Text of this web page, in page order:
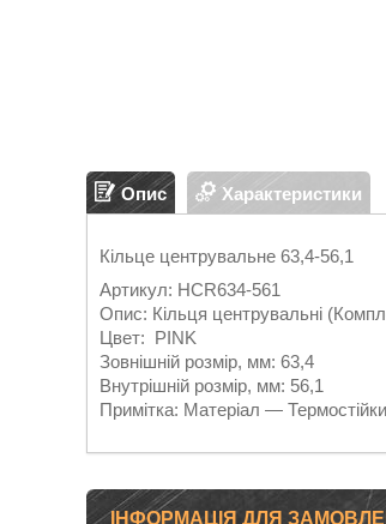
Опис Характеристики
Кільце центрувальне 63,4-56,1
Артикул: HCR634-561
Опис: Кільця центрувальні
Цвет: PINK
Зовнішній розмір, мм: 63,4
Внутрішній розмір, мм: 56,1
Примітка: Матеріал —
ІНФОРМАЦІЯ ДЛЯ